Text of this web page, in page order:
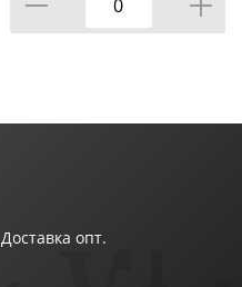
Доставка опт.